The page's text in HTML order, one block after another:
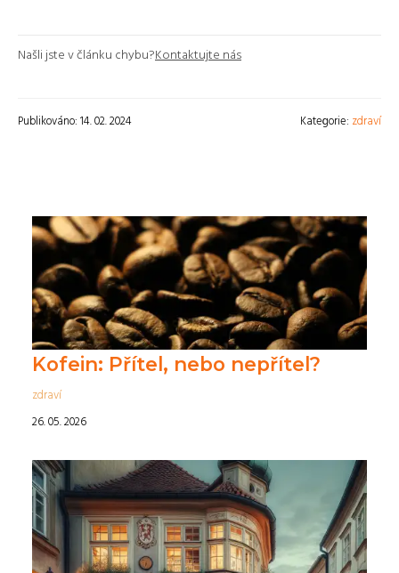
Našli jste v článku chybu?Kontaktujte nás
Publikováno: 14. 02. 2024 Kategorie: zdraví
Kofein: Přítel, nebo nepřítel?
zdraví
26. 05. 2026